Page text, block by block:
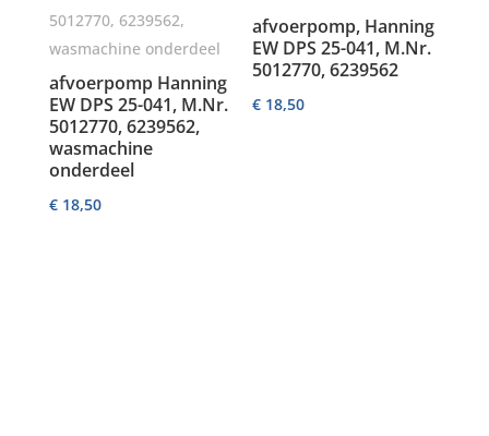
afvoerpomp Hanning
EW DPS 25-041, M.Nr.
5012770, 6239562,
wasmachine
onderdeel
€18,50
afvoerpomp, Hanning
EW DPS 25-041, M.Nr.
5012770, 6239562
€ 18,50